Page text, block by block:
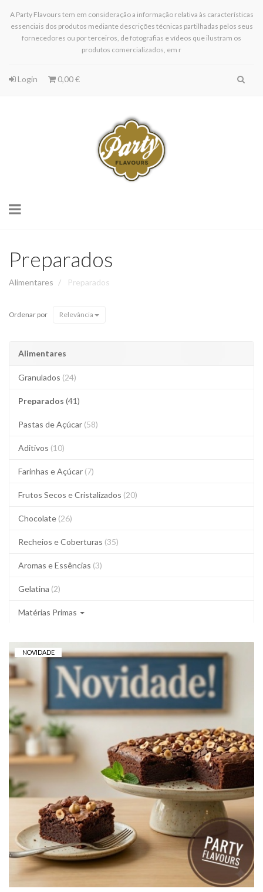
A Party Flavours tem em consideração a informação relativa às características
essenciais dos produtos mediante descrições técnicas partilhadas pelos seus
fornecedores ou por terceiros, de fotografias e vídeos que ilustram os
produtos comercializados, em r
Login 0,00 €
Toggle
Preparados
Alimentares Preparados
Ordenar por Relevância
Alimentares
Granulados (24)
Preparados (41)
Pastas de Açúcar (58)
Aditivos (10)
Farinhas e Açúcar (7)
Frutos Secos e Cristalizados (20)
Chocolate (26)
Recheios e Coberturas (35)
Aromas e Essências (3)
Gelatina (2)
Matérias Primas
NOVIDADE